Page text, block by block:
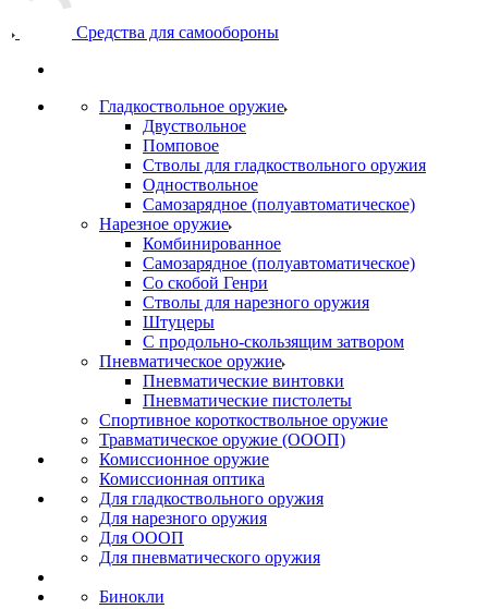
Средства для самообороны
Гладкоствольное оружие
Двуствольное
Помповое
Стволы для гладкоствольного оружия
Одноствольное
Самозарядное (полуавтоматическое)
Нарезное оружие
Комбинированное
Самозарядное (полуавтоматическое)
Со скобой Генри
Стволы для нарезного оружия
Штуцеры
С продольно-скользящим затвором
Пневматическое оружие
Пневматические винтовки
Пневматические пистолеты
Спортивное короткоствольное оружие
Травматическое оружие (ОООП)
Комиссионное оружие
Комиссионная оптика
Для гладкоствольного оружия
Для нарезного оружия
Для ОООП
Для пневматического оружия
Бинокли